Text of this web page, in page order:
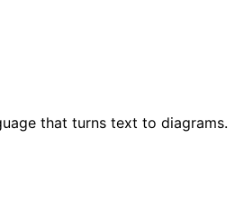
that turns text to diagrams.